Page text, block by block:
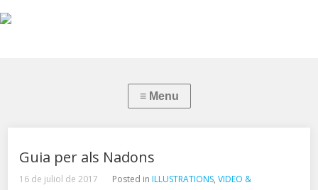
Guia per als Nadons
16 de juliol de 2017 Posted inILLUSTRATIONS,VIDEO &